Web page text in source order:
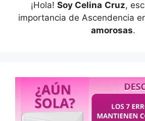
¡Hola! Soy Celina Cruz,
importancia de Ascendencia
amorosas.